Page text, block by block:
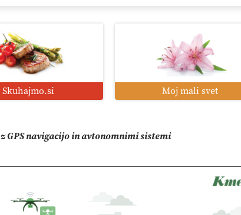
Skuhajmo.si Moj mali svet
bo o njihovi prihodnosti odločala cena ali prednosti za
do prašičjega korita
GPS navigacijo in avtonomnimi sistemi